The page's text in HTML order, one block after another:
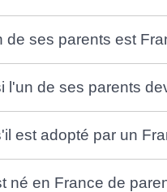
de ses parents est
l'un de ses parents
est adopté par un
né en France de